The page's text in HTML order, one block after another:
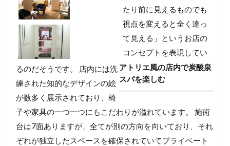
アトリエ風の店内で炭酸泉
スパを楽しむ
たり前に見えるものでも
視点を変えると全く違っ
て見える」というお店の
コンセプトを表現してい
るのだそうです。 店内には洗
練された知的なデザインの絵
が数多く展示されており、椅
子や家具の一つ一つにもこだわりが溢れています。 施術
台は7面ありますが、全てが別の方向を向いており、それ
ぞれが独立したスペースを確保されていてプライベート